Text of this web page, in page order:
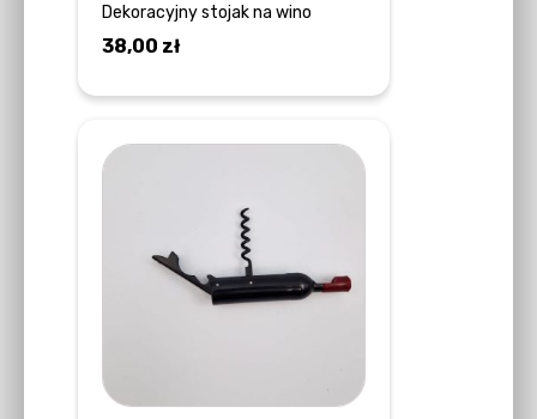
Dekoracyjny stojak na wino
38,00 zł